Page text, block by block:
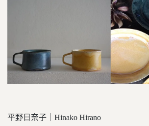
平野日奈子｜Hinako Hirano